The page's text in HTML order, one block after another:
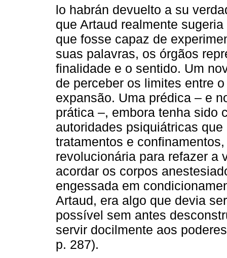
lo habrán devuelto a su
que Artaud realmente
que fosse capaz de
suas palavras, os órgãos
finalidade e o sentido. Um
de perceber os limites entre
expansão. Uma prédica – e
prática –, embora tenha sido
autoridades psiquiátricas
tratamentos e
revolucionária para refazer a
acordar os corpos
engessada em
Artaud, era algo que devia
possível sem antes
servir docilmente aos
p. 287).